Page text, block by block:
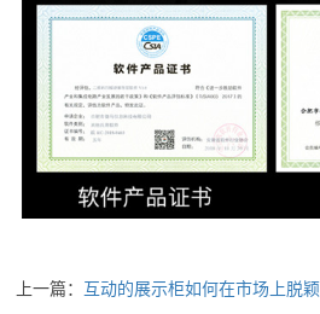
上一篇： 互动的展示柜如何在市场上脱颖